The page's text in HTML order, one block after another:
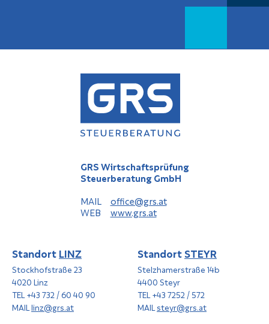
GRS Wirtschaftsprüfung
Steuerberatung GmbH
MAIL
office@grs.at
WEB www.grs.at
StandortLINZ
Stockhofstraße 23
4020 Linz
TEL +43 732 / 60 40 90
MAILlinz@grs.at
StandortSTEYR
Stelzhamerstraße 14b
4400 Steyr
TEL +43 7252 / 572
MAILsteyr@grs.at